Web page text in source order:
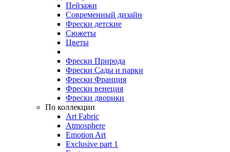
Пейзажи
Современный дизайн
Фрески детские
Сюжеты
Цветы
Фрески Природа
Фрески Сады и парки
Фрески Франция
Фрески венеция
Фрески дворики
По коллекции
Art Fabric
Atmosphere
Emotion Art
Exclusive part 1